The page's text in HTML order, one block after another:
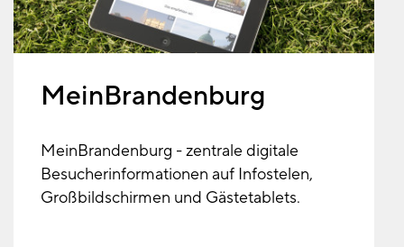
MeinBrandenburg
MeinBrandenburg - zentrale digitale
Besucherinformationen auf Infostelen,
Großbildschirmen und Gästetablets.